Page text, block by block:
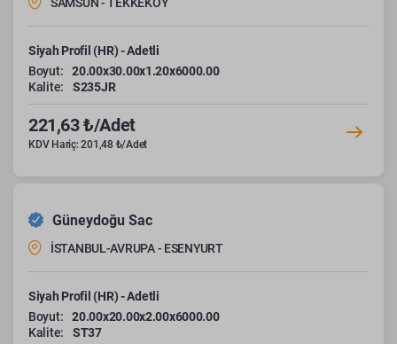
Siyah Profil (HR) - Adetli
Boyut:
20.00x30.00x1.20x6000.00
Kalite:
S235JR
221,63 ₺/Adet
KDV Hariç: 201,48 ₺/Adet
Güneydoğu Sac
İSTANBUL-AVRUPA - ESENYURT
Siyah Profil (HR) - Adetli
Boyut:
20.00x20.00x2.00x6000.00
Kalite:
ST37